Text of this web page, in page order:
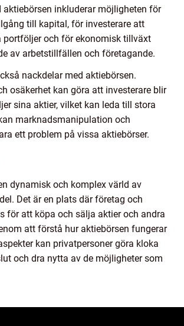
aktiebörsen inkluderar möjligheten för
till kapital, för investerare att
portföljer och för ekonomisk tillväxt
av arbetstillfällen och företagande.
nackdelar med aktiebörsen.
osäkerhet kan göra att investerare blir
sina aktier, vilket kan leda till stora
marknadsmanipulation och
ett problem på vissa aktiebörser.
dynamisk och komplex värld av
Det är en plats där företag och
för att köpa och sälja aktier och andra
att förstå hur aktiebörsen fungerar
kan privatpersoner göra kloka
och dra nytta av de möjligheter som